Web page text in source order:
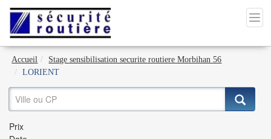
Accueil
Stage sensibilisation securite routiere Morbihan 56
LORIENT